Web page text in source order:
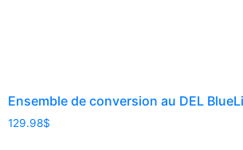
Ensemble de conversion au DEL
129.98$